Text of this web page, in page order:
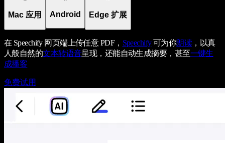
Mac 应用 Android Edge 扩展
在 Speechify 网页端上传任意 PDF， Speechify可为你朗读，以真
人般自然的文本转语音呈现，还能自动生成摘要，甚至一键生
成播客
免费试用